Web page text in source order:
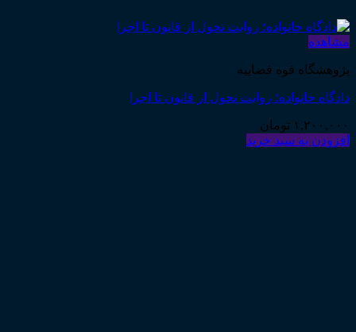
مشاهده
پژوهشگاه قوه قضاییه
دادگاه خانواده؛ روایت تحول از قانون تا اجرا
۱,۲۰۰,۰۰۰ تومان
افزودن به سبد خرید